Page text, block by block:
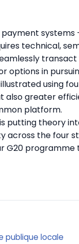
systems
technical,
options in
using
greater
platform.
is putting theory
across the four
G20
publique locale